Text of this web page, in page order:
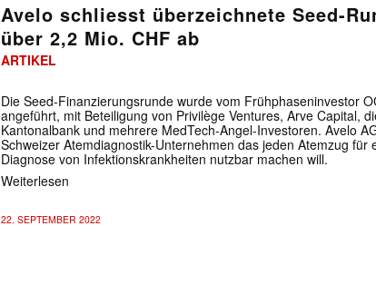
Avelo schliesst überzeichnete Seed-
über 2,2 Mio. CHF ab
ARTIKEL
Die Seed-Finanzierungsrunde wurde vom Frühphaseninvestor
angeführt, mit Beteiligung von Privilège Ventures, Arve Capital,
Kantonalbank und mehrere MedTech-Angel-Investoren. Avelo
Schweizer Atemdiagnostik-Unternehmen das jeden Atemzug für
Diagnose von Infektionskrankheiten nutzbar machen will.
Weiterlesen
22. SEPTEMBER 2022